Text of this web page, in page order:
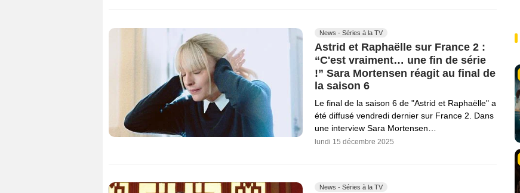
News - Séries à la TV
Astrid et Raphaëlle sur France 2 :
“C'est vraiment… une fin de série
!” Sara Mortensen réagit au final de
la saison 6
Le final de la saison 6 de "Astrid et Raphaëlle" a
été diffusé vendredi dernier sur France 2. Dans
une interview Sara Mortensen…
lundi 15 décembre 2025
News - Séries à la TV